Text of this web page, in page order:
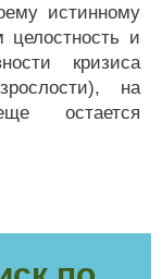
истинному
и
кризиса
на
остается